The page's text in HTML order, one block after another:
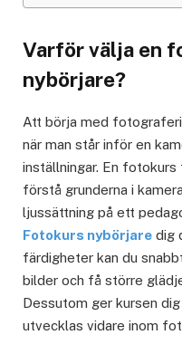
Varför välja en
nybörjare?
Att börja med
när man står inför en
inställningar. En
förstå grunderna i
ljussättning på ett
Fotokurs nybörjare dig
färdigheter kan du
bilder och få större
Dessutom ger kursen
utvecklas vidare inom